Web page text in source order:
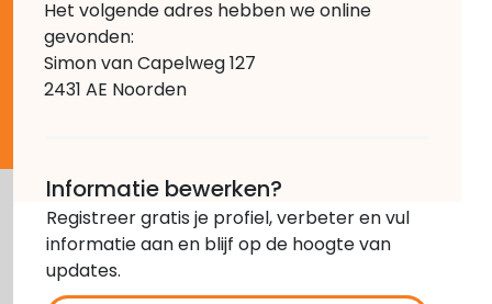
Het volgende adres hebben we online
gevonden:
Simon van Capelweg 127
2431 AE Noorden
Informatie bewerken?
Registreer gratis je profiel, verbeter en vul
informatie aan en blijf op de hoogte van
updates.